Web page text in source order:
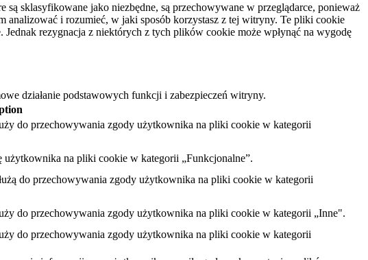
sklasyfikowane jako niezbędne, są przechowywane w przeglądarce, ponieważ
analizować i rozumieć, w jaki sposób korzystasz z tej witryny. Te pliki cookie
rezygnacja z niektórych z tych plików cookie może wpłynąć na wygodę
działanie podstawowych funkcji i zabezpieczeń witryny.
do przechowywania zgody użytkownika na pliki cookie w kategorii
na pliki cookie w kategorii „Funkcjonalne”.
do przechowywania zgody użytkownika na pliki cookie w kategorii
do przechowywania zgody użytkownika na pliki cookie w kategorii „Inne".
do przechowywania zgody użytkownika na pliki cookie w kategorii